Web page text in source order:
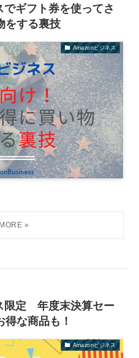
ギフト券を使ってさ
をする裏技
Amazonビジネス
限定 年度末決算セー
な商品も！
Amazonビジネス